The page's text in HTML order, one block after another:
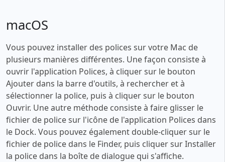
macOS
Vous pouvez installer des polices sur votre Mac de
plusieurs manières différentes. Une façon consiste à
ouvrir l'application Polices, à cliquer sur le bouton
Ajouter dans la barre d'outils, à rechercher et à
sélectionner la police, puis à cliquer sur le bouton
Ouvrir. Une autre méthode consiste à faire glisser le
fichier de police sur l'icône de l'application Polices dans
le Dock. Vous pouvez également double-cliquer sur le
fichier de police dans le Finder, puis cliquer sur Installer
la police dans la boîte de dialogue qui s'affiche.